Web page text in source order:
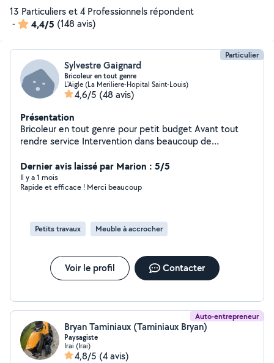
13 Particuliers et 4 Professionnels répondent
-
4,4/5 (148 avis)
Particulier
Sylvestre Gaignard
Bricoleur en tout genre
L'Aigle (La Meriliere-Hopital Saint-Louis)
4,6/5 (48 avis)
Présentation
Bricoleur en tout genre pour petit budget Avant tout
rendre service Intervention dans beaucoup de
Montage meubles en kit Pose parquet flottant
Mécanique Auto. Réparation Vélo. Réparation de jouets
ou d'objets Évacuation de déchets Prêt d'outillage
avec pièges
Dernier avis laissé par Marion : 5/5
Il y a 1 mois
Rapide et efficace ! Merci beaucoup
Petits travaux Meuble à accrocher
Voir le profil Contacter
Auto-entrepreneur
Bryan Taminiaux (Taminiaux Bryan)
Paysagiste
Irai (Irai)
4,8/5 (4 avis)